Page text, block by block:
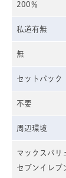
200％
私道有無
無
セットバック
不要
周辺環境
マックスバリ
セブンイレブ